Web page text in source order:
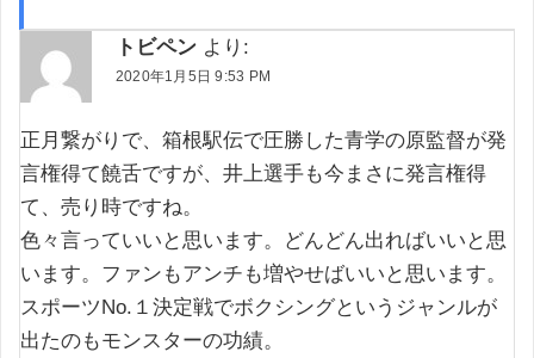
トビペン より:
2020年1月5日 9:53 PM
正月繋がりで、箱根駅伝で圧勝した青学の原監督が発
言権得て饒舌ですが、井上選手も今まさに発言権得
て、売り時ですね。
色々言っていいと思います。どんどん出ればいいと思
います。ファンもアンチも増やせばいいと思います。
スポーツNo.１決定戦でボクシングというジャンルが
出たのもモンスターの功績。